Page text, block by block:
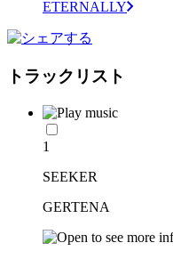
ETERNALLY
トラックリスト
1
SEEKER
GERTENA